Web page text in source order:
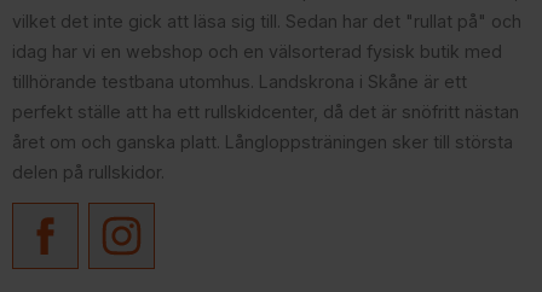
vilket det inte gick att läsa sig till. Sedan har det "rullat på" och
idag har vi en webshop och en välsorterad fysisk butik med
tillhörande testbana utomhus. Landskrona i Skåne är ett
perfekt ställe att ha ett rullskidcenter, då det är snöfritt nästan
året om och ganska platt. Långloppsträningen sker till största
delen på rullskidor.